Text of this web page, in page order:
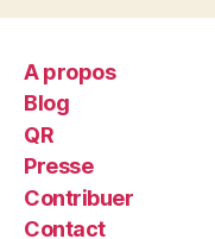
A propos
Blog
QR
Presse
Contribuer
Contact